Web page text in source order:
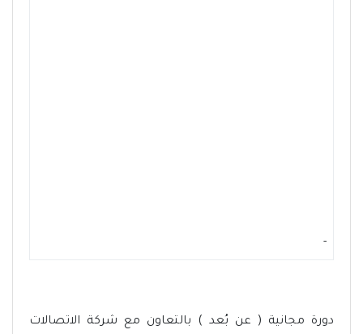
-
دورة مجانية ( عن بُعد ) بالتعاون مع شركة الاتصالات